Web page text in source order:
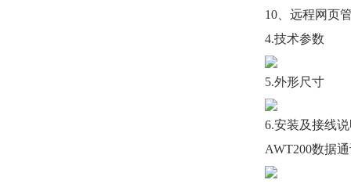
10、远程网页
4.技术参数
5.外形尺寸
6.安装及接线
AWT200数据